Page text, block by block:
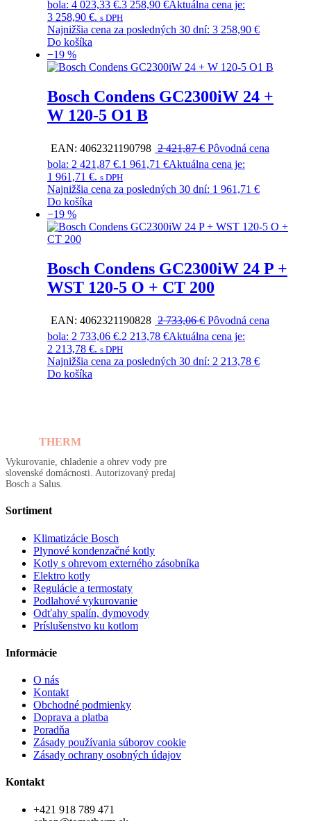
bola: 4 023,33 €.3 258,90 €Aktuálna cena je:
3 258,90 €. s DPH
Najnižšia cena za posledných 30 dní: 3 258,90 €
Do košíka
−19 %
Bosch Condens GC2300iW 24 +
W 120-5 O1 B
EAN: 4062321190798 2 421,87€ Pôvodná cena
bola: 2 421,87 €.1 961,71 €Aktuálna cena je:
1 961,71 €. s DPH
Najnižšia cena za posledných 30 dní: 1 961,71 €
Do košíka
−19 %
Bosch Condens GC2300iW 24 P +
WST 120-5 O + CT 200
EAN: 4062321190828 2 733,06€ Pôvodná cena
bola: 2 733,06 €.2 213,78 €Aktuálna cena je:
2 213,78 €. s DPH
Najnižšia cena za posledných 30 dní: 2 213,78 €
Do košíka
THERM
Vykurovanie, chladenie a ohrev vody pre
slovenské domácnosti. Autorizovaný predaj
Bosch a Salus.
Sortiment
Klimatizácie Bosch
Plynové kondenzačné kotly
Kotly s ohrevom externého zásobníka
Elektro kotly
Regulácie a termostaty
Podlahové vykurovanie
Odťahy spalín, dymovody
Príslušenstvo ku kotlom
Informácie
O nás
Kontakt
Obchodné podmienky
Doprava a platba
Poradňa
Zásady používania súborov cookie
Zásady ochrany osobných údajov
Kontakt
+421 918 789 471